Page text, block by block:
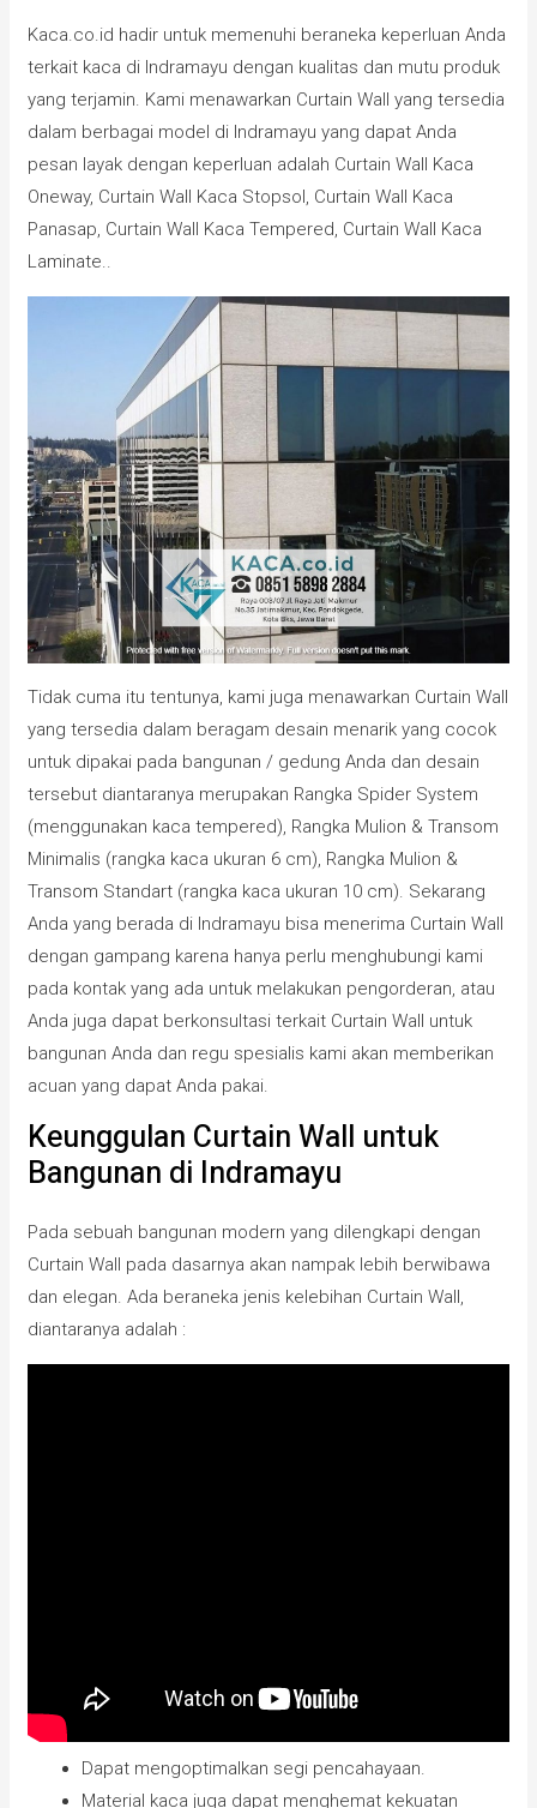
Kaca.co.id hadir untuk memenuhi beraneka keperluan Anda
terkait kaca di Indramayu dengan kualitas dan mutu produk
yang terjamin. Kami menawarkan Curtain Wall yang tersedia
dalam berbagai model di Indramayu yang dapat Anda
pesan layak dengan keperluan adalah Curtain Wall Kaca
Oneway, Curtain Wall Kaca Stopsol, Curtain Wall Kaca
Panasap, Curtain Wall Kaca Tempered, Curtain Wall Kaca
Laminate..
Tidak cuma itu tentunya, kami juga menawarkan Curtain Wall
yang tersedia dalam beragam desain menarik yang cocok
untuk dipakai pada bangunan / gedung Anda dan desain
tersebut diantaranya merupakan Rangka Spider System
(menggunakan kaca tempered), Rangka Mulion & Transom
Minimalis (rangka kaca ukuran 6 cm), Rangka Mulion &
Transom Standart (rangka kaca ukuran 10 cm). Sekarang
Anda yang berada di Indramayu bisa menerima Curtain Wall
dengan gampang karena hanya perlu menghubungi kami
pada kontak yang ada untuk melakukan pengorderan, atau
Anda juga dapat berkonsultasi terkait Curtain Wall untuk
bangunan Anda dan regu spesialis kami akan memberikan
acuan yang dapat Anda pakai.
Keunggulan Curtain Wall untuk
Bangunan di Indramayu
Pada sebuah bangunan modern yang dilengkapi dengan
Curtain Wall pada dasarnya akan nampak lebih berwibawa
dan elegan. Ada beraneka jenis kelebihan Curtain Wall,
diantaranya adalah :
Dapat mengoptimalkan segi pencahayaan.
Material kaca juga dapat menghemat kekuatan